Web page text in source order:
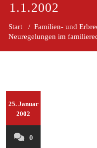
1.1.2002
Start / Familien- und
Neuregelungen im
25. Januar
2002
0